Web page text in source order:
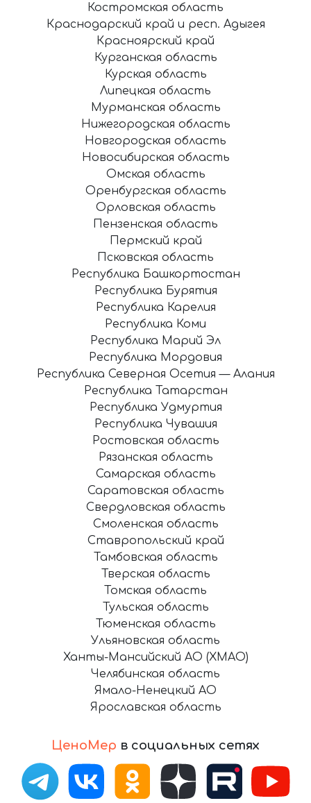
ЦеноМер в социальных сетях
Костромская область
Краснодарский край и респ. Адыгея
Красноярский край
Курганская область
Курская область
Липецкая область
Мурманская область
Нижегородская область
Новгородская область
Новосибирская область
Омская область
Оренбургская область
Орловская область
Пензенская область
Пермский край
Псковская область
Республика Башкортостан
Республика Бурятия
Республика Карелия
Республика Коми
Республика Марий Эл
Республика Мордовия
Республика Северная Осетия — Алания
Республика Татарстан
Республика Удмуртия
Республика Чувашия
Ростовская область
Рязанская область
Самарская область
Саратовская область
Свердловская область
Смоленская область
Ставропольский край
Тамбовская область
Тверская область
Томская область
Тульская область
Тюменская область
Ульяновская область
Ханты-Мансийский АО (ХМАО)
Челябинская область
Ямало-Ненецкий АО
Ярославская область